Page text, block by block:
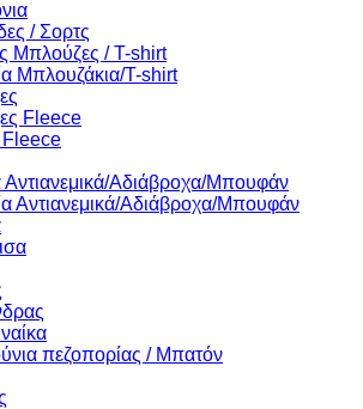
/ Σορτς
Μπλούζες / T-shirt
Μπλουζάκια/T-shirt
Fleece
Fleece
Αντιανεμικά/Αδιάβροχα/Μπουφάν
Αντιανεμικά/Αδιάβροχα/Μπουφάν
πεζοπορίας / Μπατόν